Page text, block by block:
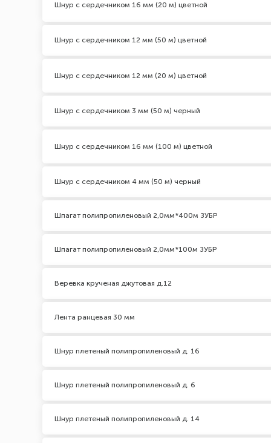
Шнур с сердечником 16 мм (20 м) цветной
Шнур с сердечником 12 мм (50 м) цветной
Шнур с сердечником 12 мм (20 м) цветной
Шнур с сердечником 3 мм (50 м) черный
Шнур с сердечником 16 мм (100 м) цветной
Шнур с сердечником 4 мм (50 м) черный
Шпагат полипропиленовый 2,0мм*400м ЗУБР
Шпагат полипропиленовый 2,0мм*100м ЗУБР
Веревка крученая джутовая д.12
Лента ранцевая 30 мм
Шнур плетеный полипропиленовый д. 16
Шнур плетеный полипропиленовый д. 6
Шнур плетеный полипропиленовый д. 14